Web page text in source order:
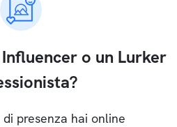
o un Lurker
presenza hai online